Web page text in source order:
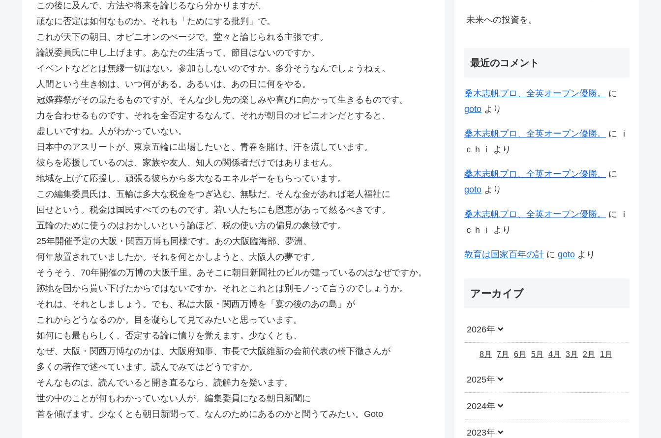
この後に及んで、方法や将来を論じるなら分かりますが、
頑なに否定は如何なものか。それも「ためにする批判」で。
これが天下の朝日、オピニオンのぺージで、堂々と論じられる主張です。
論説委員氏に申し上げます。あなたの生活って、節目はないのですか。
イベントなどとは無縁一切はない。参加もしないのですか。多分そうなんでしょうねぇ。
人間という生き物は、いつ何がある。あるいは、あの日に何をやる。
冠婚葬祭がその最たるものですが、そんな少し先の楽しみや喜びに向かって生きるものです。
力を合わせるものです。それを全否定するなんて、それが朝日のオピニオンだとすると、
虚しいですね。人がわかっていない。
日本中のアスリートが、東京五輪に出場したいと、青春を賭け、汗を流しています。
彼らを応援しているのは、家族や友人、知人の関係者だけではありません。
地域を上げて応援し、頑張る彼らから多大なるエネルギーをもらっています。
この編集委員氏は、五輪は多大な税金をつぎ込む、無駄だ、そんな金があれば老人福祉に
回せという。税金は国民すべてのものです。若い人たちにも恩恵があって然るべきです。
五輪のために使うのはおかしいという論ほど、税の使い方の偏見の象徴です。
25年開催予定の大阪・関西万博も同様です。あの大阪臨海部、夢洲、
何年放置されていましたか。それを何とかしようと、大阪人の夢です。
そうそう、70年開催の万博の大阪千里。あそこに朝日新聞社のビルが建っているのはなぜですか。
跡地を国から貰い下げたからではないですか。それとこれとは別モノって言うのでしょうか。
それは、それとしましょう。でも、私は大阪・関西万博を「宴の後のあの島」が
これからどうなるのか。目を凝らして見てみたいと思っています。
如何にも最もらしく、否定する論に憤りを覚えます。少なくとも、
なぜ、大阪・関西万博なのかは、大阪府知事、市長で大阪維新の会前代表の橋下徹さんが
多くの著作で述べています。読んでみてはどうですか。
そんなものは、読んでいると開き直るなら、読解力を疑います。
世の中のことが何もわかっていない人が、編集委員になる朝日新聞に
首を傾げます。少なくとも朝日新聞って、なんのためにあるのかと問うてみたい。Goto
未来への投資を。
最近のコメント
桑木志帆プロ、全英オープン優勝。
に
goto より
桑木志帆プロ、全英オープン優勝。 に
ｉ
ｃｈｉ
より
桑木志帆プロ、全英オープン優勝。
に
goto より
桑木志帆プロ、全英オープン優勝。 に
ｉ
ｃｈｉ
より
教育は国家百年の計 に goto より
アーカイブ
2026年
8月 7月 6月 5月 4月 3月 2月 1月
2025年
2024年
2023年